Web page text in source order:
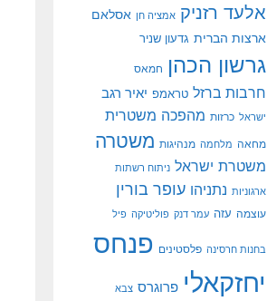
אלעד רזניק אמציה חן אסלאם
ארצות הברית גדעון שניר
גרשון הכהן חמאס
חרבות ברזל טראמפ יאיר רגב
ישראל כרזות מהפכה משטרית
מחאה מלחמה מנהיגות משטרה
משטרת ישראל ניתוח רשתות
ארגוניות נתניהו עופר בורין
עוצמה עזה עמר דנק פוליטיקה פיל
בחנות חרסינה פלסטינים פנחס
יחזקאלי פרוגרס צבא